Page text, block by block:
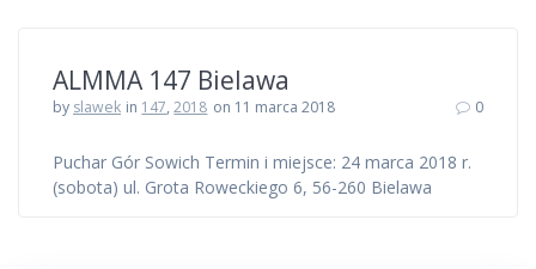
ALMMA 147 Bielawa
by slawek in 147,2018 on 11 marca 2018 0
Puchar Gór Sowich Termin i miejsce: 24 marca 2018 r.
(sobota) ul. Grota Roweckiego 6, 56-260 Bielawa